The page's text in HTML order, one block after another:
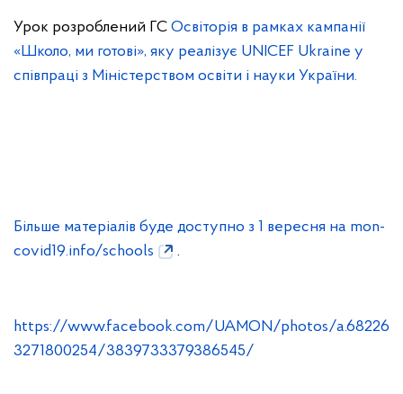
Урок розроблений ГС Освіторія в рамках кампанії
«Школо, ми готові», яку реалізує UNICEF Ukraine у
співпраці з Міністерством освіти і науки України.
Більше матеріалів буде доступно з 1 вересня на mon-
covid19.info/schools
.
https://www.facebook.com/UAMON/photos/a.68226
3271800254/3839733379386545/